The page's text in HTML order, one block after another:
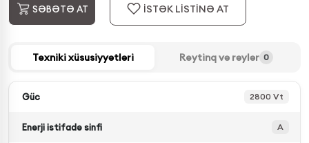
SƏBƏTƏ AT İSTƏK LİSTİNƏ AT
Texniki xüsusiyyətləri Reytinq və rəylər 0
Güc 2800 Vt
Enerji istifadə sinfi A